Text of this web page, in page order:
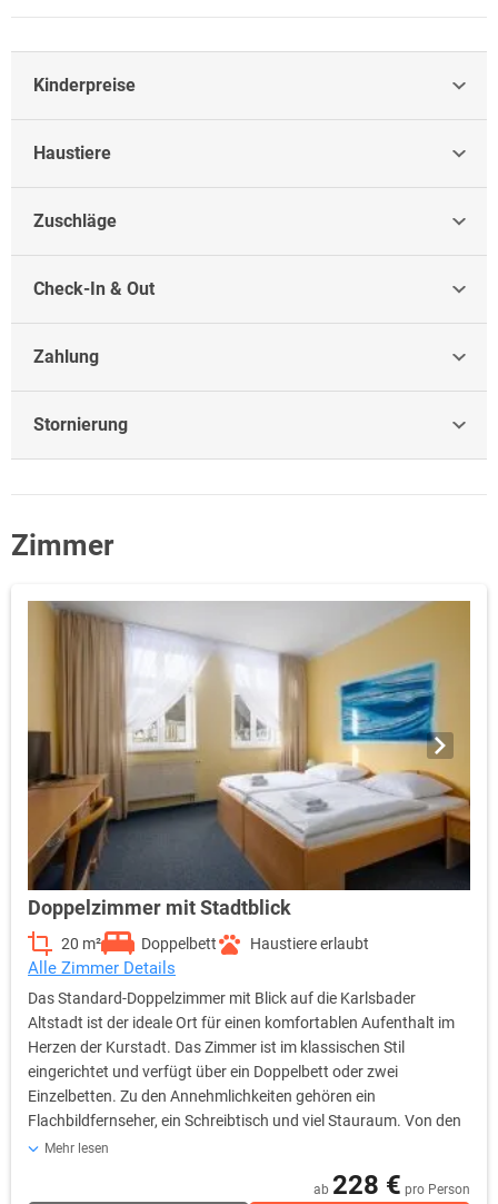
Kinderpreise
Haustiere
Zuschläge
Check-In & Out
Zahlung
Stornierung
Zimmer
Doppelzimmer mit Stadtblick
20 m² Doppelbett Haustiere erlaubt
Alle Zimmer Details
Das Standard-Doppelzimmer mit Blick auf die Karlsbader
Altstadt ist der ideale Ort für einen komfortablen Aufenthalt im
Herzen der Kurstadt. Das Zimmer ist im klassischen Stil
eingerichtet und verfügt über ein Doppelbett oder zwei
Einzelbetten. Zu den Annehmlichkeiten gehören ein
Flachbildfernseher, ein Schreibtisch und viel Stauraum. Von den
Fenstern des Zimmers aus haben Sie einen schönen Blick auf die
Das Zimmer verfügt außerdem über ein eigenes Bad mit
Mehr lesen
ab 228 € pro Person